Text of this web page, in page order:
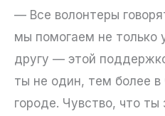
— Все волонтеры
мы помогаем не только
другу — этой
ты не один, тем более
городе. Чувство, что